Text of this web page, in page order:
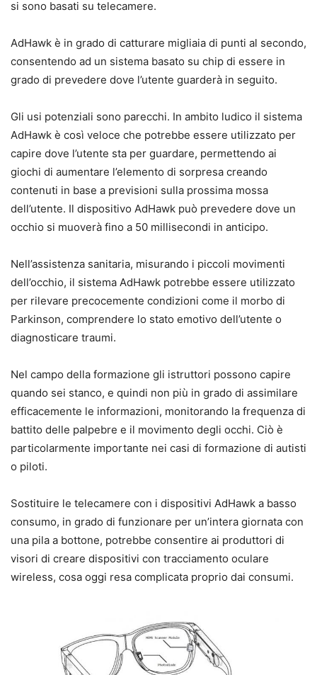
si sono basati su telecamere.
AdHawk è in grado di catturare migliaia di punti al secondo,
consentendo ad un sistema basato su chip di essere in
grado di prevedere dove l’utente guarderà in seguito.
Gli usi potenziali sono parecchi. In ambito ludico il sistema
AdHawk è così veloce che potrebbe essere utilizzato per
capire dove l’utente sta per guardare, permettendo ai
giochi di aumentare l’elemento di sorpresa creando
contenuti in base a previsioni sulla prossima mossa
dell’utente. Il dispositivo AdHawk può prevedere dove un
occhio si muoverà fino a 50 millisecondi in anticipo.
Nell’assistenza sanitaria, misurando i piccoli movimenti
dell’occhio, il sistema AdHawk potrebbe essere utilizzato
per rilevare precocemente condizioni come il morbo di
Parkinson, comprendere lo stato emotivo dell’utente o
diagnosticare traumi.
Nel campo della formazione gli istruttori possono capire
quando sei stanco, e quindi non più in grado di assimilare
efficacemente le informazioni, monitorando la frequenza di
battito delle palpebre e il movimento degli occhi. Ciò è
particolarmente importante nei casi di formazione di autisti
o piloti.
Sostituire le telecamere con i dispositivi AdHawk a basso
consumo, in grado di funzionare per un’intera giornata con
una pila a bottone, potrebbe consentire ai produttori di
visori di creare dispositivi con tracciamento oculare
wireless, cosa oggi resa complicata proprio dai consumi.